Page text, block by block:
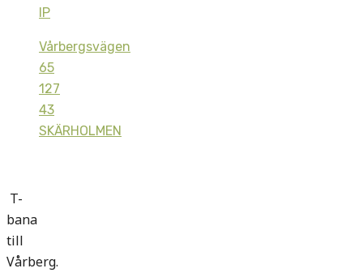
IP
Vårbergsvägen
65
127
43
SKÄRHOLMEN
T-
bana
till
Vårberg.